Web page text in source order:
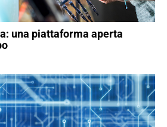
una piattaforma aperta